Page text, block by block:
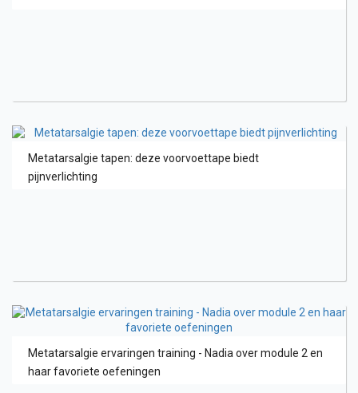
Metatarsalgie tapen: deze voorvoettape biedt
pijnverlichting
Metatarsalgie ervaringen training - Nadia over module 2 en
haar favoriete oefeningen